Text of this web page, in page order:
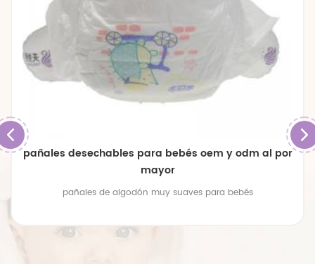
pañales desechables para bebés oem y odm al por
mayor
pañales de algodón muy suaves para bebés